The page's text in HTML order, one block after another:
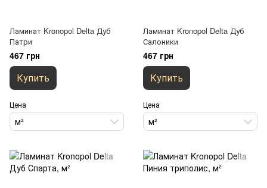
Ламинат Kronopol Delta Дуб
Патри
467 грн
Купить
Цена
м²
Ламинат Kronopol Delta Дуб
Салоники
467 грн
Купить
Цена
м²